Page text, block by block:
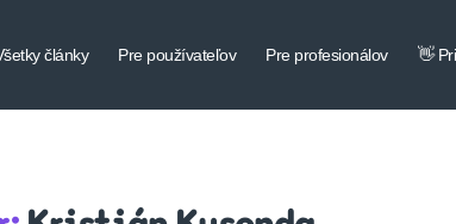
články Pre používateľov Pre profesionálov 👋